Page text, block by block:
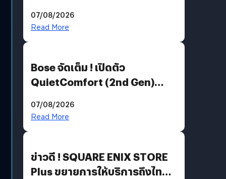
มีภาษาไทยด้วย
07/08/2026
Read More
Bose จัดเต็ม ! เปิดตัว
QuietComfort (2nd Gen)
07/08/2026
Read More
ข่าวดี ! SQUARE ENIX STORE
Plus ขยายการให้บริการถึงไทย